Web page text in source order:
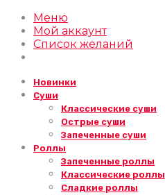
Меню
Мой аккаунт
Список желаний
Новинки
Суши
Классические суши
Острые суши
Запеченные суши
Роллы
Запеченные роллы
Классические роллы
Сладкие роллы